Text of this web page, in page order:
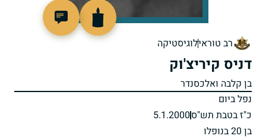
רב טוראילוגיסטיקה
דניס קיריצ'וק
בן קלבה ואלכסנדר
נפל ביום
כ"ז בטבת תש"ס5.1.2000
בן 20 בנופלו